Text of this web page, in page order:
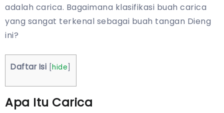
adalah carica. Bagaimana klasifikasi buah carica
yang sangat terkenal sebagai buah tangan Dieng
ini?
Daftar Isi [hide
Apa Itu Carica